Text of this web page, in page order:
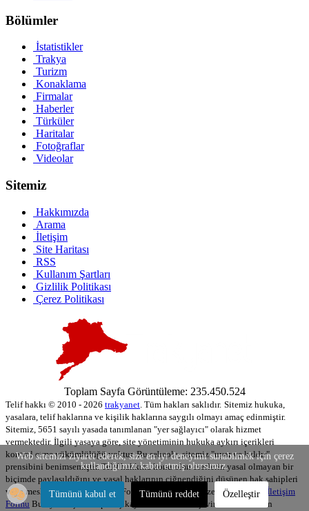
Bölümler
İstatistikler
Trakya
Turizm
Konaklama
Firmalar
Haberler
Türküler
Haritalar
Fotoğraflar
Videolar
Sitemiz
Hakkımızda
Arama
İletişim
Site Haritası
RSS
Kullanım Şartları
Gizlilik Politikası
Çerez Politikası
Toplam Sayfa Görüntüleme: 235.450.524
Telif hakkı © 2010 - 2026 trakyanet . Tüm hakları saklıdır. Sitemiz hukuka,
yasalara, telif haklarına ve kişilik haklarına saygılı olmayı amaç edinmiştir.
Sitemiz, 5651 sayılı yasada tanımlanan "yer sağlayıcı" olarak hizmet
vermektedir. İlgili yasaya göre, site yönetiminin hukuka aykırı içerikleri
kontrol etme yükümlülüğü yoktur. Bu sebeple, sitemiz "uyar ve kaldır"
prensibini benimsemiştir. Telif hakkına konu olan eserlerin yasal olmayan bir
biçimde paylaşıldığını ve yasal haklarının çiğnendiğini düşünen hak sahipleri
veya meslek birlikleri, İletişim Formunu kullanarak bize ulaşabilirler:
İletişim
Formu Buraya ulaşan talep ve şikayetler Hukuk Müşavirimiz tarafından
Web sitemizi ziyaret ederek, size en iyi deneyimi sunabilmek için çerez
kullandığımızı kabul etmiş olursunuz.
Tümünü kabul et Tümünü reddet Özelleştir